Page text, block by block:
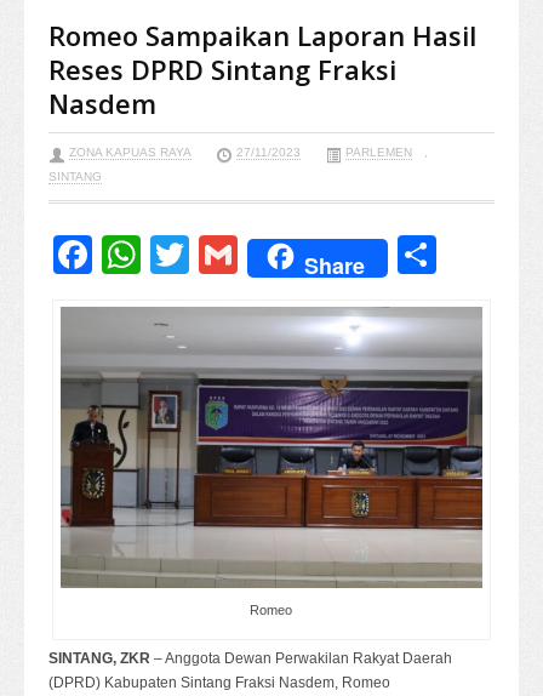
Romeo Sampaikan Laporan Hasil
Reses DPRD Sintang Fraksi
Nasdem
ZONA KAPUAS RAYA 27/11/2023 PARLEMEN
SINTANG
Facebook
WhatsApp
TwitterGmail
Share
Romeo
SINTANG, ZKR – Anggota Dewan Perwakilan Rakyat Daerah
(DPRD) Kabupaten Sintang Fraksi Nasdem, Romeo